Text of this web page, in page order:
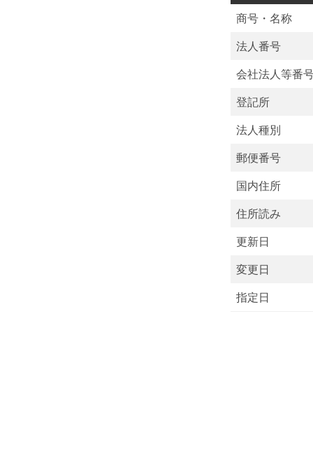
商号・名称
法人番号
会社法人等番
登記所
法人種別
郵便番号
国内住所
住所読み
更新日
変更日
指定日